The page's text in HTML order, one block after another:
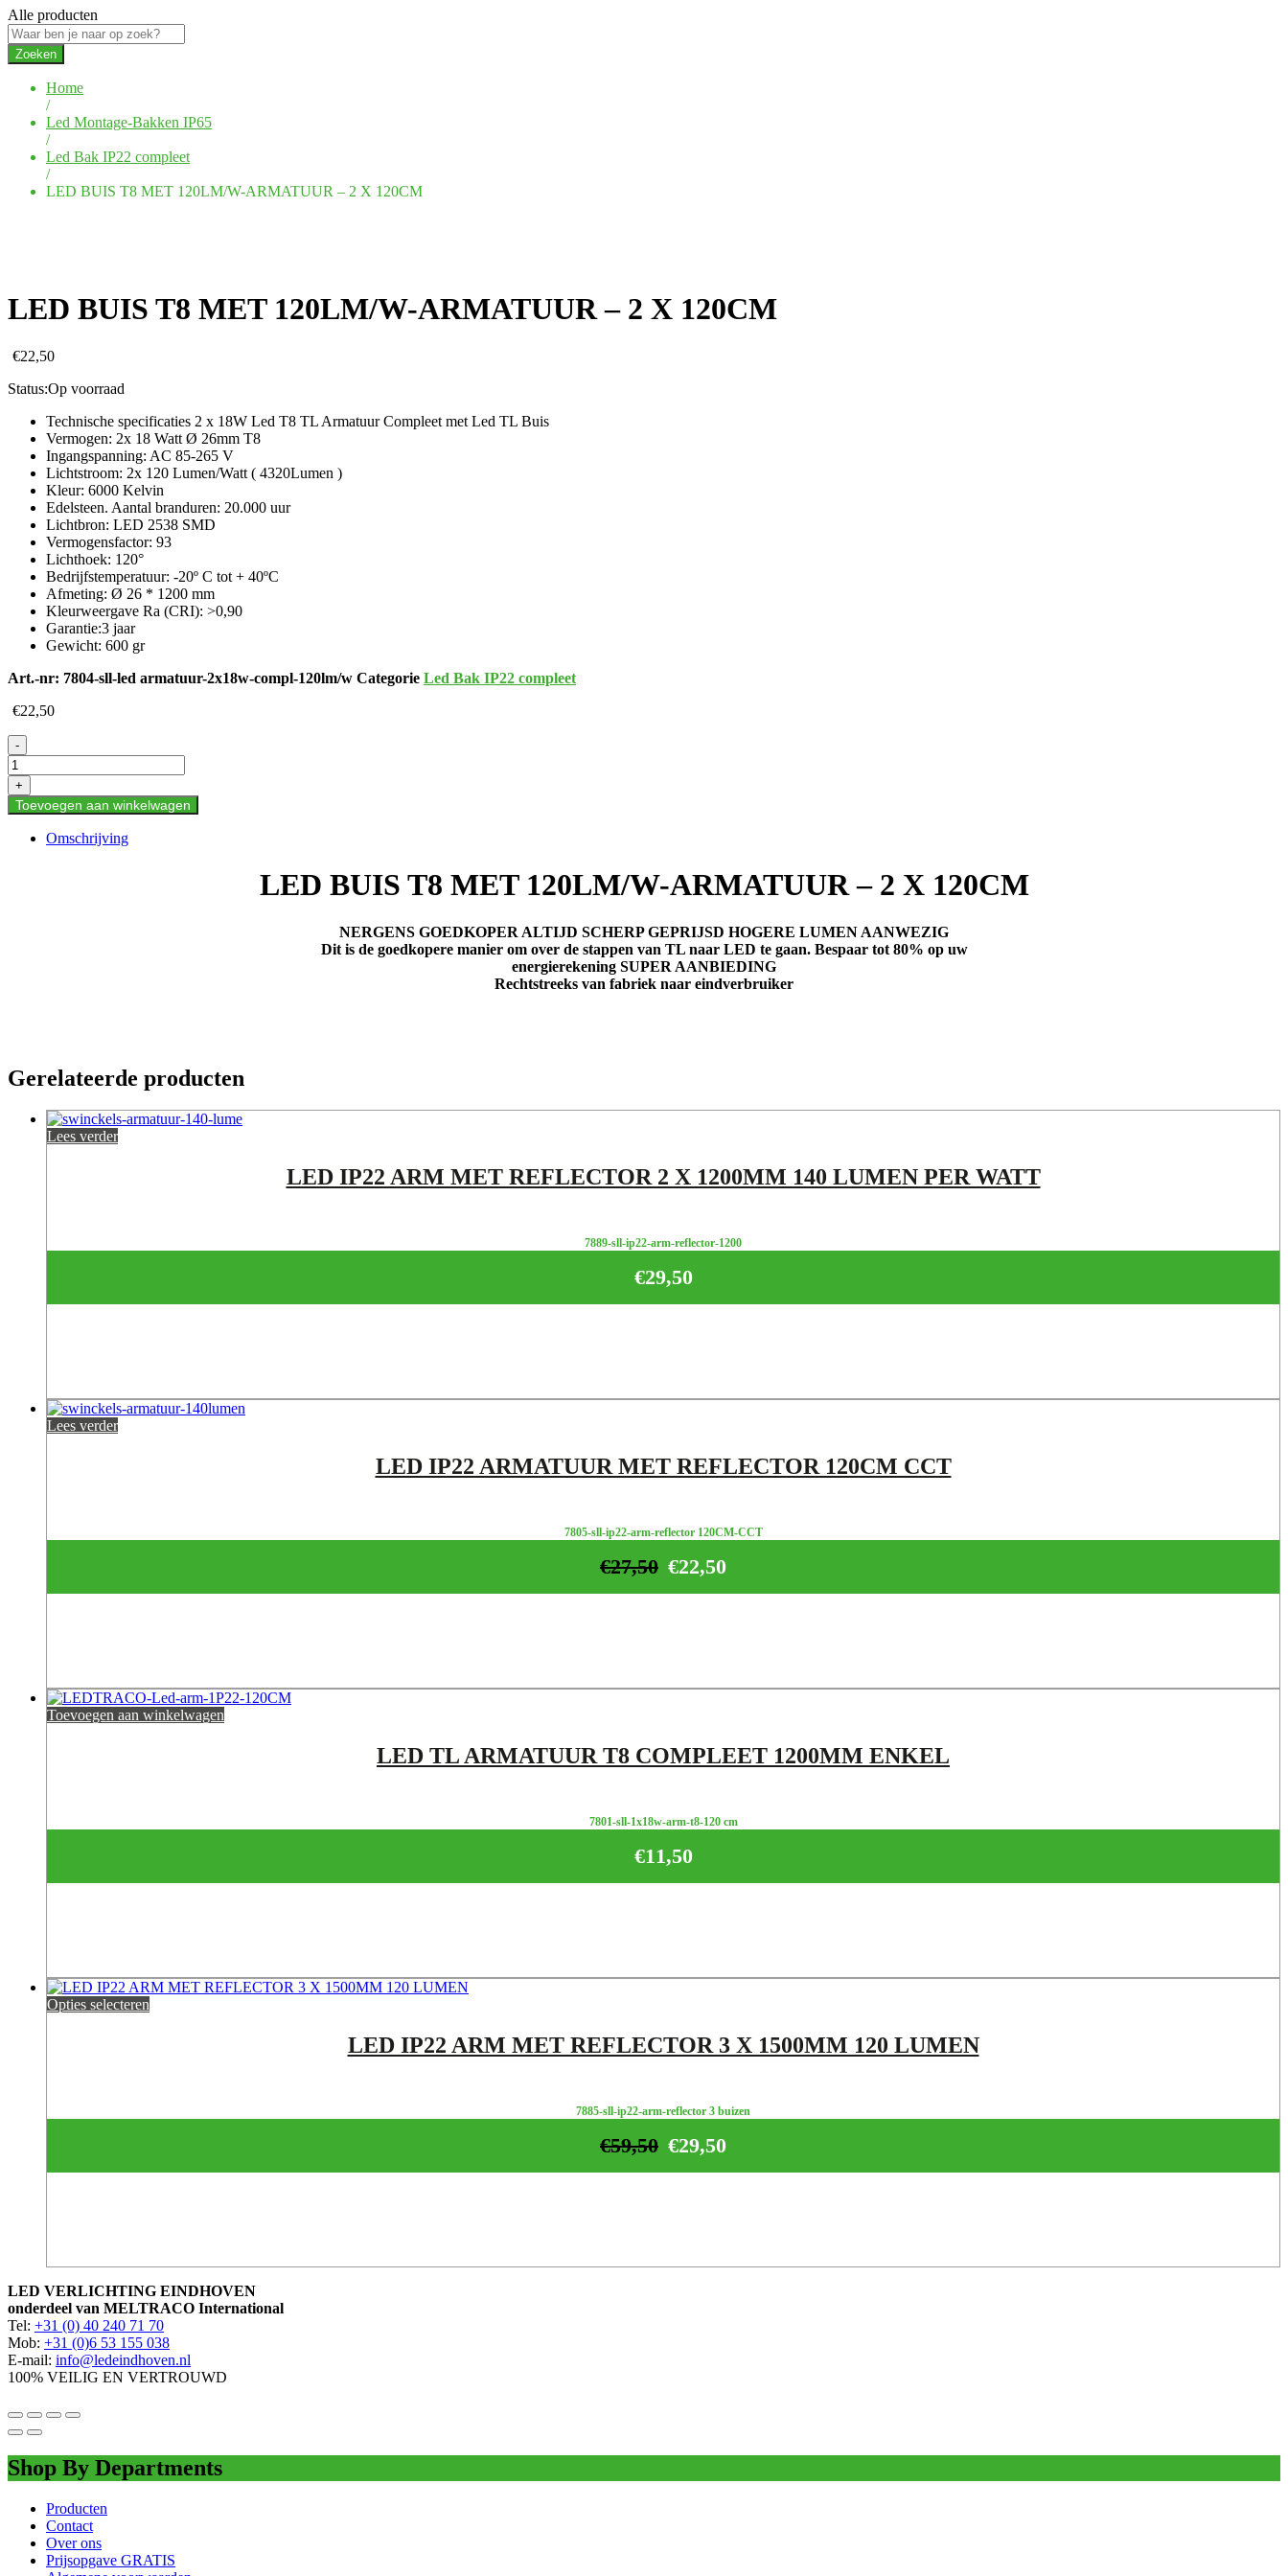
Alle producten
Zoeken
Home
/
Led Montage-Bakken IP65
/
Led Bak IP22 compleet
/
LED BUIS T8 MET 120LM/W-ARMATUUR – 2 X 120CM
LED BUIS T8 MET 120LM/W-ARMATUUR – 2 X 120CM
€22,50
Status:Op voorraad
Technische specificaties 2 x 18W Led T8 TL Armatuur Compleet met Led TL Buis
Vermogen: 2x 18 Watt Ø 26mm T8
Ingangspanning: AC 85-265 V
Lichtstroom: 2x 120 Lumen/Watt ( 4320Lumen )
Kleur: 6000 Kelvin
Edelsteen. Aantal branduren: 20.000 uur
Lichtbron: LED 2538 SMD
Vermogensfactor: 93
Lichthoek: 120°
Bedrijfstemperatuur: -20º C tot + 40ºC
Afmeting: Ø 26 * 1200 mm
Kleurweergave Ra (CRI): >0,90
Garantie:3 jaar
Gewicht: 600 gr
Art.-nr: 7804-sll-led armatuur-2x18w-compl-120lm/w Categorie Led Bak IP22 compleet
€22,50
LED
BUIS
T8
MET
120LM/W-
-
+
Toevoegen aan winkelwagen
Omschrijving
LED BUIS T8 MET 120LM/W-ARMATUUR – 2 X 120CM
NERGENS GOEDKOPER ALTIJD SCHERP GEPRIJSD HOGERE LUMEN AANWEZIG
Dit is de goedkopere manier om over de stappen van TL naar LED te gaan. Bespaar tot 80% op uw
energierekening SUPER AANBIEDING
Rechtstreeks van fabriek naar eindverbruiker
Gerelateerde producten
Lees verder
LED IP22 ARM MET REFLECTOR 2 X 1200MM 140 LUMEN PER WATT
7889-sll-ip22-arm-reflector-1200
€29,50
Lees verder
LED IP22 ARMATUUR MET REFLECTOR 120CM CCT
7805-sll-ip22-arm-reflector 120CM-CCT
€22,50
€27,50
Toevoegen aan winkelwagen
LED TL ARMATUUR T8 COMPLEET 1200MM ENKEL
7801-sll-1x18w-arm-t8-120 cm
€11,50
Opties selecteren
LED IP22 ARM MET REFLECTOR 3 X 1500MM 120 LUMEN
7885-sll-ip22-arm-reflector 3 buizen
€29,50
€59,50
LED VERLICHTING EINDHOVEN
onderdeel van MELTRACO International
Tel: +31 (0) 40 240 71 70
Mob: +31 (0)6 53 155 038
E-mail: info@ledeindhoven.nl
100% VEILIG EN VERTROUWD
Shop By Departments
Producten
Contact
Over ons
Prijsopgave GRATIS